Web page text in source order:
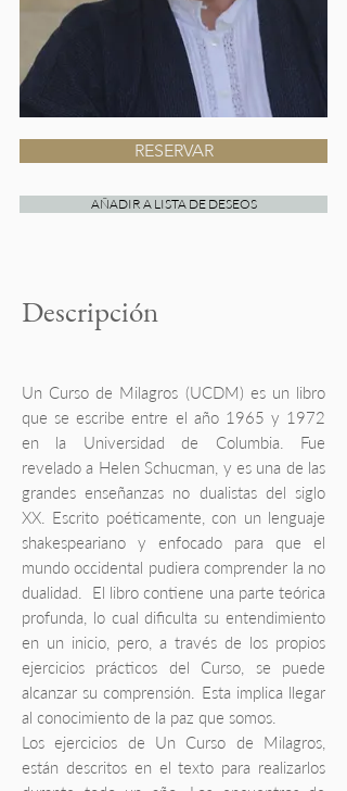
RESERVAR
AÑADIR A LISTA DE DESEOS
Descripción
Un Curso de Milagros (UCDM) es un libro
que se escribe entre el año 1965 y 1972
en la Universidad de Columbia. Fue
revelado a Helen Schucman, y es una de las
grandes enseñanzas no dualistas del siglo
XX. Escrito poéticamente, con un lenguaje
shakespeariano y enfocado para que el
mundo occidental pudiera comprender la no
dualidad. El libro contiene una parte teórica
profunda, lo cual dificulta su entendimiento
en un inicio, pero, a través de los propios
ejercicios prácticos del Curso, se puede
alcanzar su comprensión. Esta implica llegar
al conocimiento de la paz que somos.
Los ejercicios de Un Curso de Milagros,
están descritos en el texto para realizarlos